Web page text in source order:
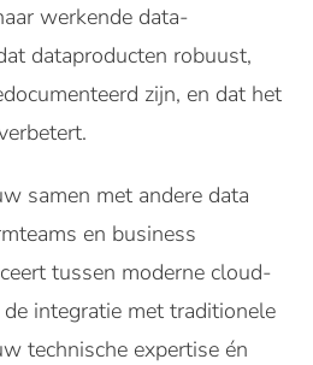
werkende data-
dataproducten robuust,
zijn, en dat het
samen met andere data
en business
tussen moderne cloud-
integratie met traditionele
technische expertise én